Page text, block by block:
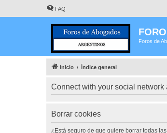
FAQ
Foros de
Inicio Índice general
Connect with your social network
Borrar cookies
¿Está seguro de que quiere borrar todas